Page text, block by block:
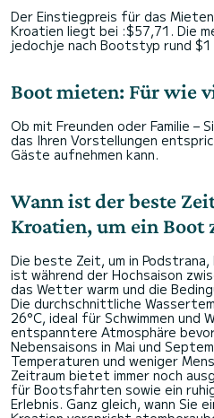
Der Einstiegpreis für das
Kroatien liegt bei :$57,71. Die
jedochje nach Bootstyp rund
Boot mieten: Für wie
Ob mit Freunden oder Familie –
das Ihren Vorstellungen
Gäste aufnehmen kann.
Wann ist der beste
Kroatien, um ein Boot
Die beste Zeit, um in
ist während der Hochsaison
das Wetter warm und die
Die durchschnittliche
26°C, ideal für Schwimmen und
entspanntere Atmosphäre
Nebensaisons in Mai und
Temperaturen und weniger
Zeitraum bietet immer noch
für Bootsfahrten sowie ein
Erlebnis. Ganz gleich, wann Sie